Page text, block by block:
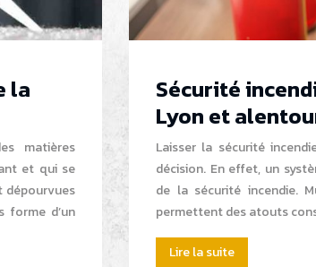
la
matières
et qui se
dépourvues
forme d’un
Sécurité
Lyon et
Laisser la sécurité
décision. En effet, un
de la sécurité incendie.
permettent des atouts
Lire la suite